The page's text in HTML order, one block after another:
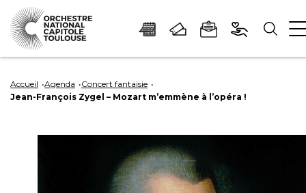
Panneau de gestion des cookies
au
contenu
à
la
à
la
pied
page
site
Accueil Agenda
Concert fantaisie
Jean-François Zygel – Mozart m’emmène à l’opéra !